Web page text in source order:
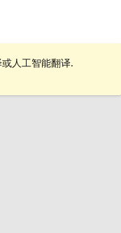
人工智能翻译.